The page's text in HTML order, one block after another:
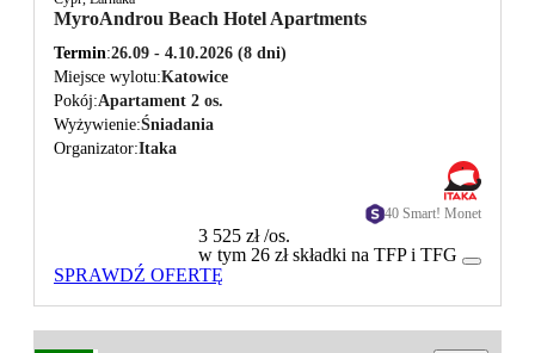
MyroAndrou Beach Hotel Apartments
Termin 26.09 - 4.10.2026 (8 dni)
Miejsce wylotu Katowice
Pokój Apartament 2 os.
Wyżywienie Śniadania
Organizator Itaka
40 Smart! Monet
3 525 zł/os.
w tym 26 zł składki na TFP i TFG
SPRAWDŹ OFERTĘ